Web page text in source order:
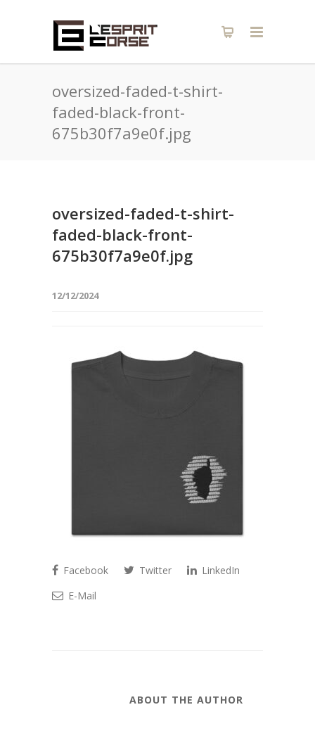
oversized-faded-t-shirt-
faded-black-front-
675b30f7a9e0f.jpg
oversized-faded-t-shirt-
faded-black-front-
675b30f7a9e0f.jpg
12/12/2024
Facebook Twitter
LinkedIn
E-Mail
ABOUT THE AUTHOR